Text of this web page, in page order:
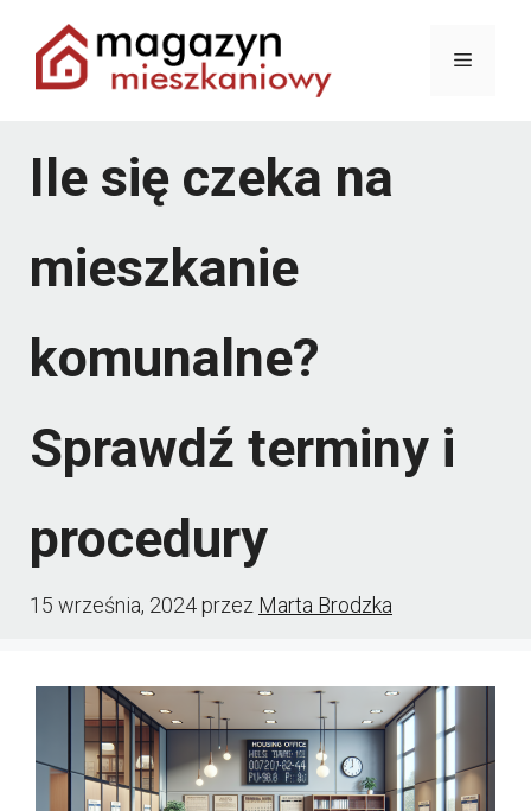
Przejdź
Menu
Ile się czeka na
mieszkanie
komunalne?
Sprawdź terminy i
procedury
15 września, 2024przez Marta Brodzka